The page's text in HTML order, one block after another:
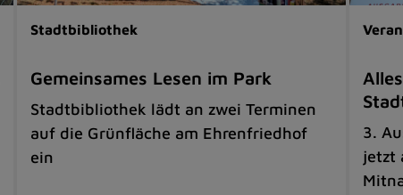
Stadtbibliothek
Gemeinsames Lesen im Park
Stadtbibliothek lädt an zwei Terminen
auf die Grünfläche am Ehrenfriedhof
ein
3.
jetzt